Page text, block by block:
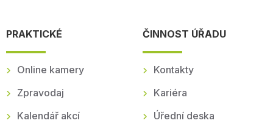
PRAKTICKÉ
Online kamery
Zpravodaj
Kalendář akcí
ČINNOST ÚŘADU
Kontakty
Kariéra
Úřední deska